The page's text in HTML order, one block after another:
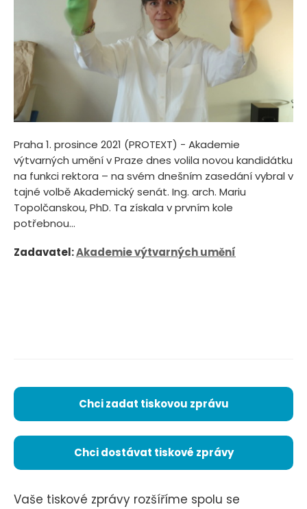
Praha 1. prosince 2021 (PROTEXT) - Akademie
výtvarných umění v Praze dnes volila novou kandidátku
na funkci rektora – na svém dnešním zasedání vybral v
tajné volbě Akademický senát. Ing. arch. Mariu
Topolčanskou, PhD. Ta získala v prvním kole
potřebnou...
Zadavatel:Akademie výtvarných umění
Chci zadat tiskovou zprávu
Chci dostávat tiskové zprávy
Vaše tiskové zprávy rozšíříme spolu se